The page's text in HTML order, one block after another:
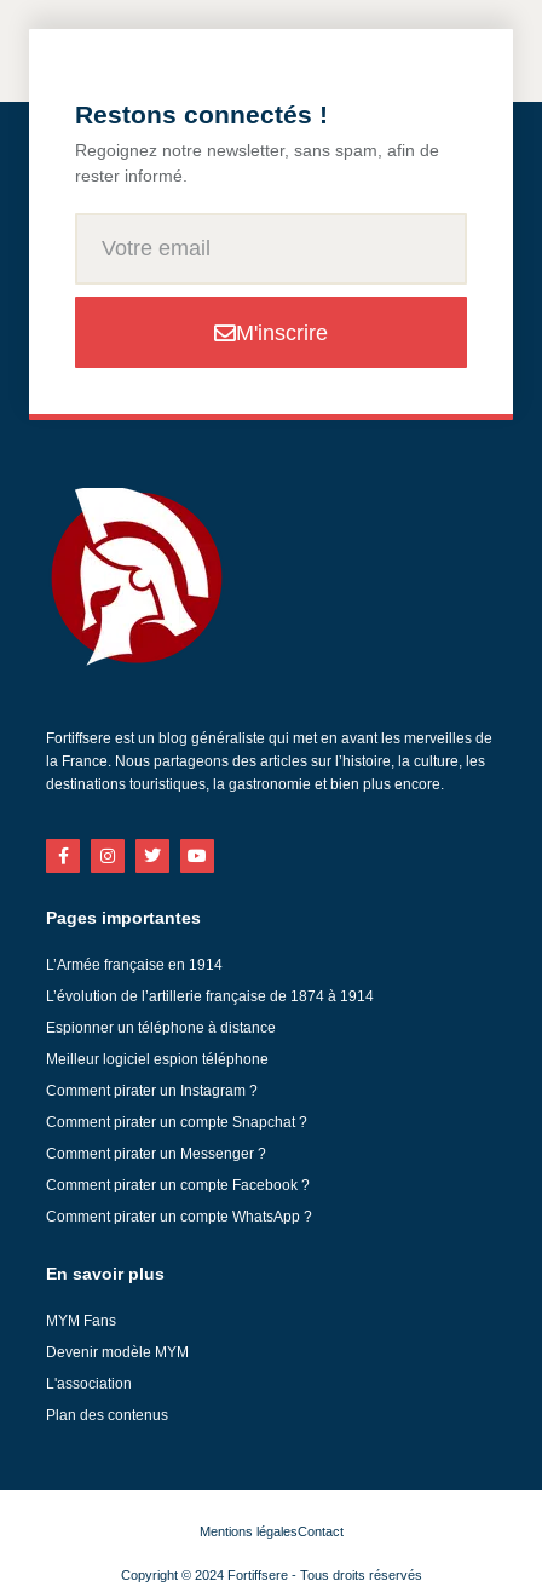
Restons connectés !
Regoignez notre newsletter, sans spam, afin de
rester informé.
M'inscrire
Fortiffsere est un blog généraliste qui met en avant les merveilles de
la France. Nous partageons des articles sur l’histoire, la culture, les
destinations touristiques, la gastronomie et bien plus encore.
Pages importantes
L’Armée française en 1914
L’évolution de l’artillerie française de 1874 à 1914
Espionner un téléphone à distance
Meilleur logiciel espion téléphone
Comment pirater un Instagram ?
Comment pirater un compte Snapchat ?
Comment pirater un Messenger ?
Comment pirater un compte Facebook ?
Comment pirater un compte WhatsApp ?
En savoir plus
MYM Fans
Devenir modèle MYM
L'association
Plan des contenus
Mentions légalesContact
Copyright © 2024 Fortiffsere - Tous droits réservés